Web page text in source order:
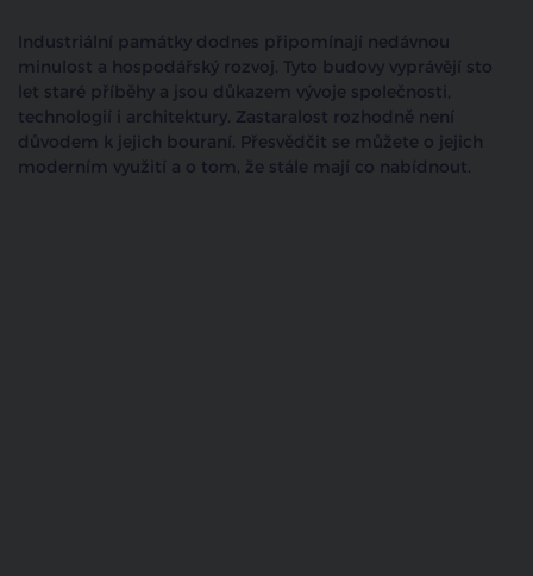
Industriální památky dodnes připomínají nedávnou
minulost a hospodářský rozvoj. Tyto budovy vyprávějí sto
let staré příběhy a jsou důkazem vývoje společnosti,
technologií i architektury. Zastaralost rozhodně není
důvodem k jejich bouraní. Přesvědčit se můžete o jejich
moderním využití a o tom, že stále mají co nabídnout.